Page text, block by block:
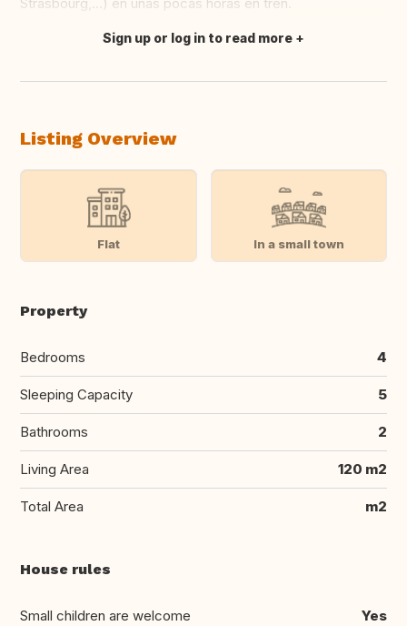
Strasbourg,...) en unas pocas horas en tren.
Translate this
Sign up or log in to read more
Listing Overview
Flat In a small town
Property
Bedrooms 4
Sleeping Capacity 5
Bathrooms 2
Living Area 120 m2
Total Area m2
House rules
Small children are welcome Yes